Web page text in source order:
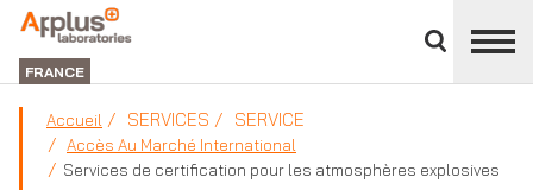
Fermer
panneau
DIVISION
LABORATORIES
FRANCE
Accueil SERVICES SERVICE
Accès Au Marché International
Services de certification pour les atmosphères explosives